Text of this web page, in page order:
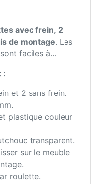
avec frein, 2
de montage. Les
faciles à
:
et 2 sans frein.
plastique couleur
transparent.
sur le meuble
roulette.